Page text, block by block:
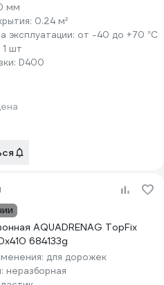
мм
0.24 м²
эксплуатации: от -40 до +70 °С
1 шт
D400
AQUADRENAG TopFix
684133g
для дорожек
неразборная